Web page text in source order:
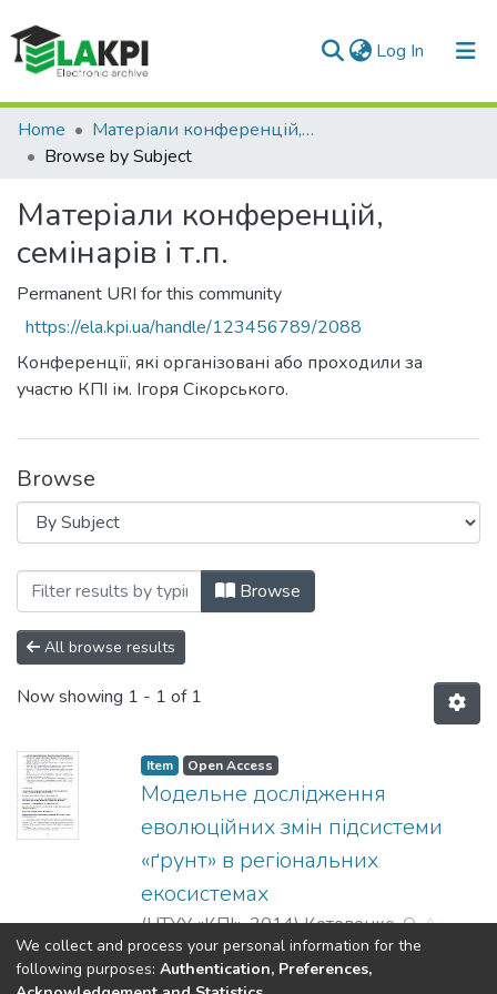
Log In (current)
Communities & Collections
All of DSpace
Home
Матеріали конференцій, семінарів і т.п.
Browse by Subject
Матеріали конференцій,
семінарів і т.п.
Permanent URI for this community
https://ela.kpi.ua/handle/123456789/2088
Конференції, які організовані або проходили за
участю КПІ ім. Ігоря Сікорського.
Browse
Browsing Матеріали конференцій,
Browse
All browse results
Now showing 1 - 1 of 1
Item Open Access
Модельне дослідження
еволюційних змін підсистеми
«ґрунт» в регіональних
екосистемах
(НТУУ «КПІ»,2014)Котовенко, О. А.;
Мірошниченко, О. Ю.;Березницька, Ю.
О. ;Kotovenko, O.;Miroshnychenko, O.
Show more
We collect and process your personal information for the
following purposes: Authentication, Preferences,